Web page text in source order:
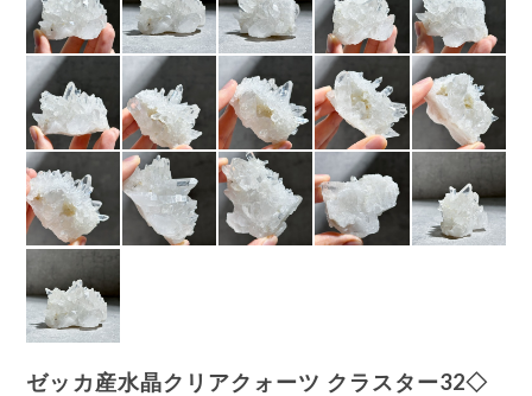
ゼッカ産水晶クリアクォーツ クラスター32◇